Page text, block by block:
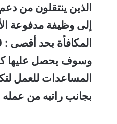
الذين ينتقلون من
إلى وظيفة مدفوعة
وسوف يحصل عليها
المساعدات للعمل
بجانب راتبه من عمله ولمدة